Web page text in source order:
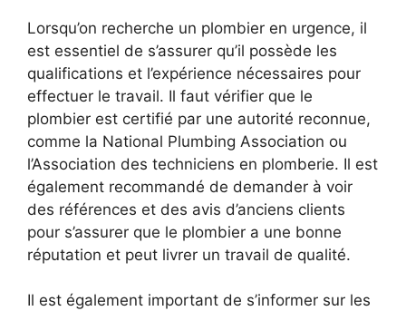
Lorsqu’on recherche un plombier en urgence, il
est essentiel de s’assurer qu’il possède les
qualifications et l’expérience nécessaires pour
effectuer le travail. Il faut vérifier que le
plombier est certifié par une autorité reconnue,
comme la National Plumbing Association ou
l’Association des techniciens en plomberie. Il est
également recommandé de demander à voir
des références et des avis d’anciens clients
pour s’assurer que le plombier a une bonne
réputation et peut livrer un travail de qualité.
Il est également important de s’informer sur les